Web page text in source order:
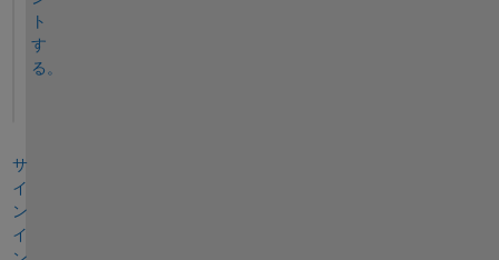
ト
す
る。
サ
イ
ン
イ